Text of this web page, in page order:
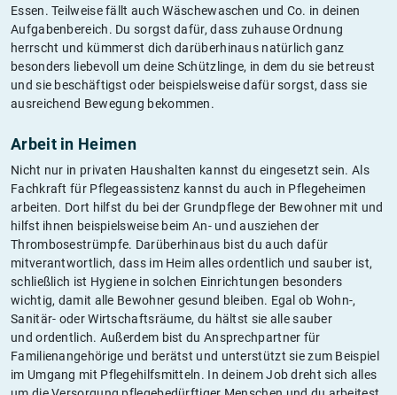
Essen. Teilweise fällt auch Wäschewaschen und Co. in deinen
Aufgabenbereich. Du sorgst dafür, dass zuhause Ordnung
herrscht und kümmerst dich darüberhinaus natürlich ganz
besonders liebevoll um deine Schützlinge, in dem du sie betreust
und sie beschäftigst oder beispielsweise dafür sorgst, dass sie
ausreichend Bewegung bekommen.
Arbeit in Heimen
Nicht nur in privaten Haushalten kannst du eingesetzt sein. Als
Fachkraft für Pflegeassistenz kannst du auch in Pflegeheimen
arbeiten. Dort hilfst du bei der Grundpflege der Bewohner mit und
hilfst ihnen beispielsweise beim An- und ausziehen der
Thrombosestrümpfe. Darüberhinaus bist du auch dafür
mitverantwortlich, dass im Heim alles ordentlich und sauber ist,
schließlich ist Hygiene in solchen Einrichtungen besonders
wichtig, damit alle Bewohner gesund bleiben. Egal ob Wohn-,
Sanitär- oder Wirtschaftsräume, du hältst sie alle sauber
und ordentlich. Außerdem bist du Ansprechpartner für
Familienangehörige und berätst und unterstützt sie zum Beispiel
im Umgang mit Pflegehilfsmitteln. In deinem Job dreht sich alles